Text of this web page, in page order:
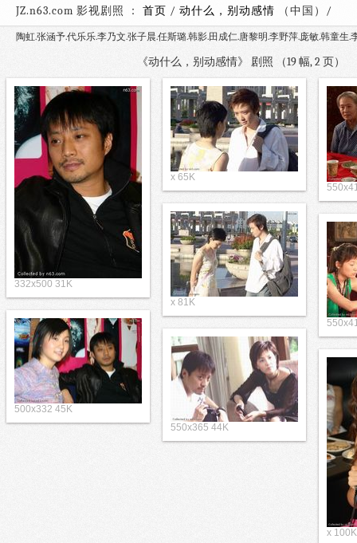
JZ.n63.com 影视剧照 ： 首页 / 动什么，别动感情 （中
陶虹.张涵予.代乐乐.李乃文.张子晨.任斯璐.韩影.田成仁.唐黎明.李野萍.庞敏.韩童生.
《动什么，别动感情》 剧照 （19 幅, 2 页
332x500 31K
x 65K
x 81K
500x332 45K
550x365 44K
x 100K